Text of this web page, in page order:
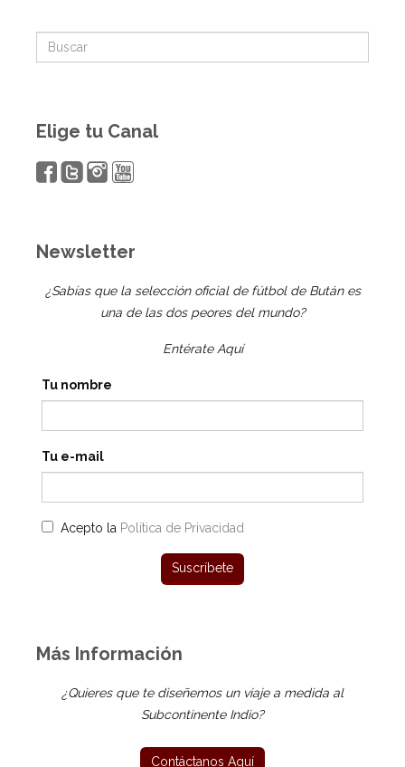
Elige tu Canal
Newsletter
¿Sabías que la selección oficial de fútbol de Bután es
una de las dos peores del mundo?
Entérate Aquí
Tu nombre
Tu e-mail
Acepto la Política de Privacidad
Más Información
¿Quieres que te diseñemos un viaje a medida al
Subcontinente Indio?